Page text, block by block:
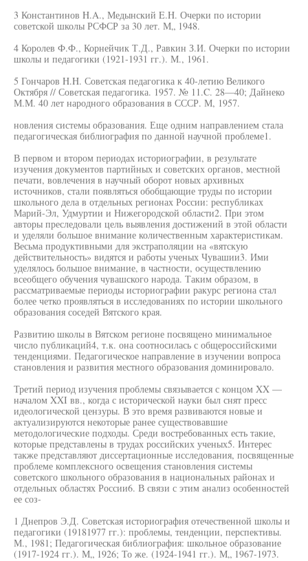
3 Константинов H.A., Медынский E.H. Очерки по истории
советской школы РСФСР за 30 лет. М„ 1948.
4 Королев Ф.Ф., Корнейчик Т.Д., Равкин З.И. Очерки по истории
школы и педагогики (1921-1931 гг.). М., 1961.
5 Гончаров H.H. Советская педагогика к 40-летию Великого
Октября // Советская педагогика. 1957. № 11.C. 28—40; Дайнеко
М.М. 40 лет народного образования в СССР. М, 1957.
новления системы образования. Еще одним направлением стала
педагогическая библиография по данной научной проблеме1.
В первом и втором периодах историографии, в результате
изучения документов партийных и советских органов, местной
печати, вовлечения в научный оборот новых архивных
источников, стали появляться обобщающие труды по истории
школьного дела в отдельных регионах России: республиках
Марий-Эл, Удмуртии и Нижегородской области2. При этом
авторы преследовали цель выявления достижений в этой области
и уделяли большое внимание количественным характеристикам.
Весьма продуктивными для экстраполяции на «вятскую
действительность» видятся и работы ученых Чувашии3. Ими
уделялось большое внимание, в частности, осуществлению
всеобщего обучения чувашского народа. Таким образом, в
рассматриваемые периоды историографии ракурс региона стал
более четко проявляться в исследованиях по истории школьного
образования соседей Вятского края.
Развитию школы в Вятском регионе посвящено минимальное
число публикаций4, т.к. она соотносилась с общероссийскими
тенденциями. Педагогическое направление в изучении вопроса
становления и развития местного образования доминировало.
Третий период изучения проблемы связывается с концом XX —
началом XXI вв., когда с исторической науки был снят пресс
идеологической цензуры. В это время развиваются новые и
актуализируются некоторые ранее существовавшие
методологические подходы. Среди востребованных есть такие,
которые представлены в трудах российских ученых5. Интерес
также представляют диссертационные исследования, посвященные
проблеме комплексного освещения становления системы
советского школьного образования в национальных районах и
отдельных областях России6. В связи с этим анализ особенностей
ее соз-
1 Днепров Э.Д. Советская историография отечественной школы и
педагогики (19181977 гг.): проблемы, тенденции, перспективы.
М., 1981; Педагогическая библиография: школьное образование
(1917-1924 гг.). М„ 1926; То же. (1924-1941 гг.). М„ 1967-1973.